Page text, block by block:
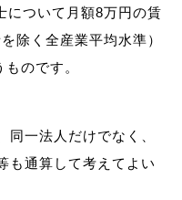
について月額8万円の賃
除く全産業平均水準）
一法人だけでなく、
も通算して考えてよい